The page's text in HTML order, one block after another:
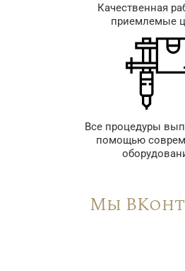
Качественная
приемлемые
Все процедуры
помощью
Мы